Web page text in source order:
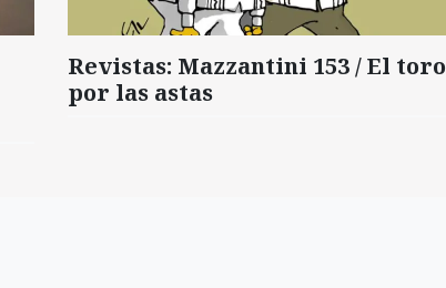
Revistas: Mazzantini 153 / El toro
por las astas